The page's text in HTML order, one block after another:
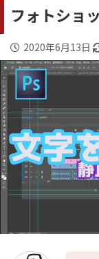
フォトショ
2020年6月13日